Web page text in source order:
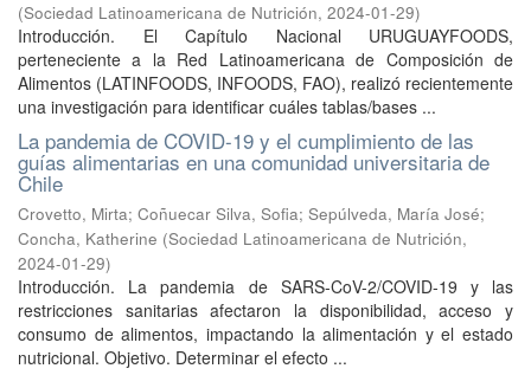
(Sociedad Latinoamericana de Nutrición, 2024-01-29)
Introducción. El Capítulo Nacional URUGUAYFOODS,
perteneciente a la Red Latinoamericana de Composición de
Alimentos (LATINFOODS, INFOODS, FAO), realizó recientemente
una investigación para identificar cuáles tablas/bases ...
La pandemia de COVID-19 y el cumplimiento de las
guías alimentarias en una comunidad universitaria de
Chile
Crovetto, Mirta; Coñuecar Silva, Sofia; Sepúlveda, María José;
Concha, Katherine (Sociedad Latinoamericana de Nutrición,
2024-01-29)
Introducción. La pandemia de SARS-CoV-2/COVID-19 y las
restricciones sanitarias afectaron la disponibilidad, acceso y
consumo de alimentos, impactando la alimentación y el estado
nutricional. Objetivo. Determinar el efecto ...